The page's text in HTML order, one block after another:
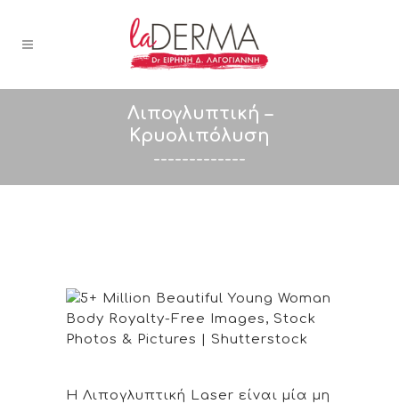
Λιπογλυπτική –
Κρυολιπόλυση
-------------
Η Λιπογλυπτική Laser είναι μία μη